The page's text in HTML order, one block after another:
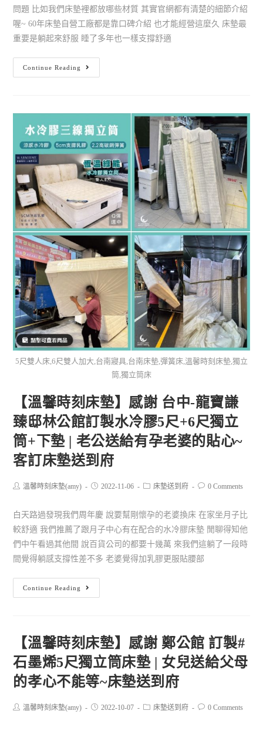
問題 比如我們床墊裡都放哪些材質 其實官網都有清楚的細節介紹
喔~ 60年床墊自營工廠都是靠口碑介紹 也才能經營這麼久 床墊最
重要是躺起來舒服 睡了多年也一樣支撐舒適
Continue Reading
5尺雙人床,6尺雙人加大,台南寢具,台南床墊,彈簧床,溫馨時刻床墊,獨立
筒,獨立筒床
【溫馨時刻床墊】感謝 台中-龍寶謙
臻邸林公館訂製水冷膠5尺+6尺獨立
筒+下墊 | 老公送給有孕老婆的貼心~
客訂床墊送到府
溫馨時刻床墊(amy) 2022-11-06 床墊送到府 0 Comments
白天路過發現我們周年慶 說要幫剛懷孕的老婆換床 在家坐月子比
較舒適 我們推薦了跟月子中心有在配合的水冷膠床墊 閒聊得知他
們中午看過其他間 說百貨公司的都要十幾萬 來我們這躺了一段時
間覺得躺感支撐性差不多 老婆覺得加乳膠更服貼腰部
Continue Reading
【溫馨時刻床墊】感謝 鄭公館 訂製#
石墨烯5尺獨立筒床墊 | 女兒送給父母
的孝心不能等~床墊送到府
溫馨時刻床墊(amy) 2022-10-07 床墊送到府 0 Comments